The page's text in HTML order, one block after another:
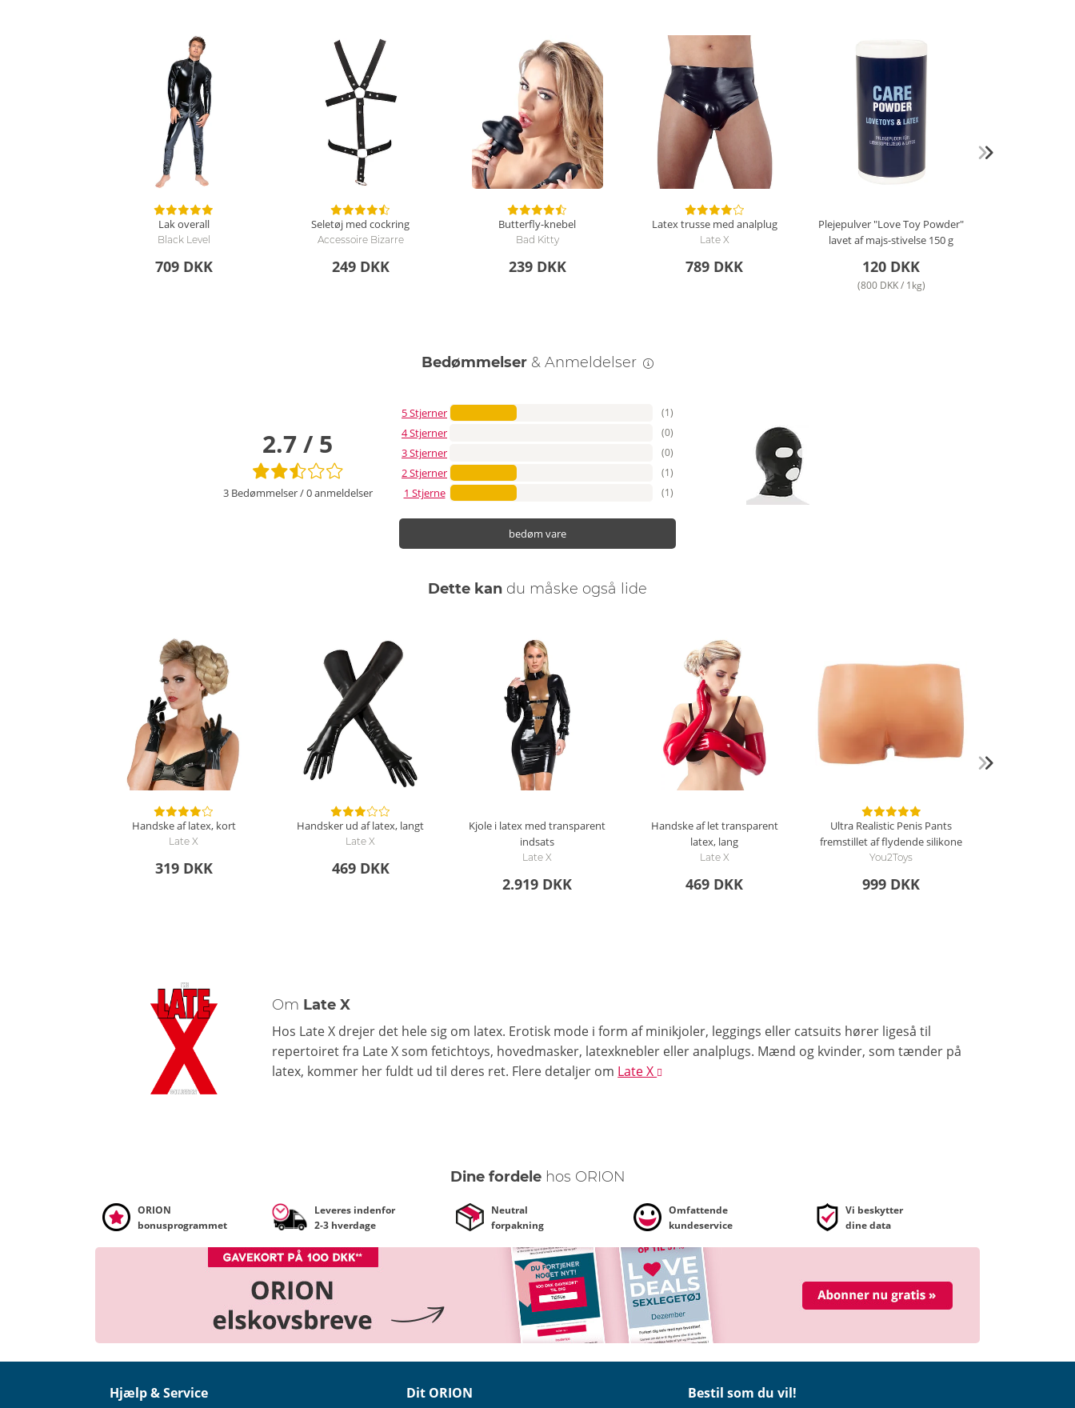
Lak overall
Black Level
709 DKK
Seletøj med cockring
Accessoire Bizarre
249 DKK
Butterfly-knebel
Bad Kitty
239 DKK
Latex trusse med analplug
Late X
789 DKK
Plejepulver "Love Toy Powder"
lavet af majs-stivelse 150 g
120 DKK
(800 DKK / 1kg)
Bedømmelser & Anmeldelser
2.7 / 5
3 Bedømmelser/0 anmeldelser
5 Stjerner (1)
4 Stjerner (0)
3 Stjerner (0)
2 Stjerner (1)
1 Stjerne (1)
bedøm vare
Dette kan du måske også lide
Handske af latex, kort
Late X
319 DKK
Handsker ud af latex, langt
Late X
469 DKK
Kjole i latex med transparent
indsats
Late X
2.919 DKK
Handske af let transparent
latex, lang
Late X
469 DKK
Ultra Realistic Penis Pants
fremstillet af flydende silikone
You2Toys
999 DKK
Om Late X
Hos Late X drejer det hele sig om latex. Erotisk mode i form af minikjoler, leggings eller catsuits hører ligeså til
repertoiret fra Late X som fetichtoys, hovedmasker, latexknebler eller analplugs. Mænd og kvinder, som tænder på
latex, kommer her fuldt ud til deres ret. Flere detaljer om Late X
Dine fordelehos ORION
ORION
bonusprogrammet
Leveres indenfor
2-3 hverdage
Neutral
forpakning
Omfattende
kundeservice
Vi beskytter
dine data
Hjælp & Service Dit ORION Bestil som du vil!